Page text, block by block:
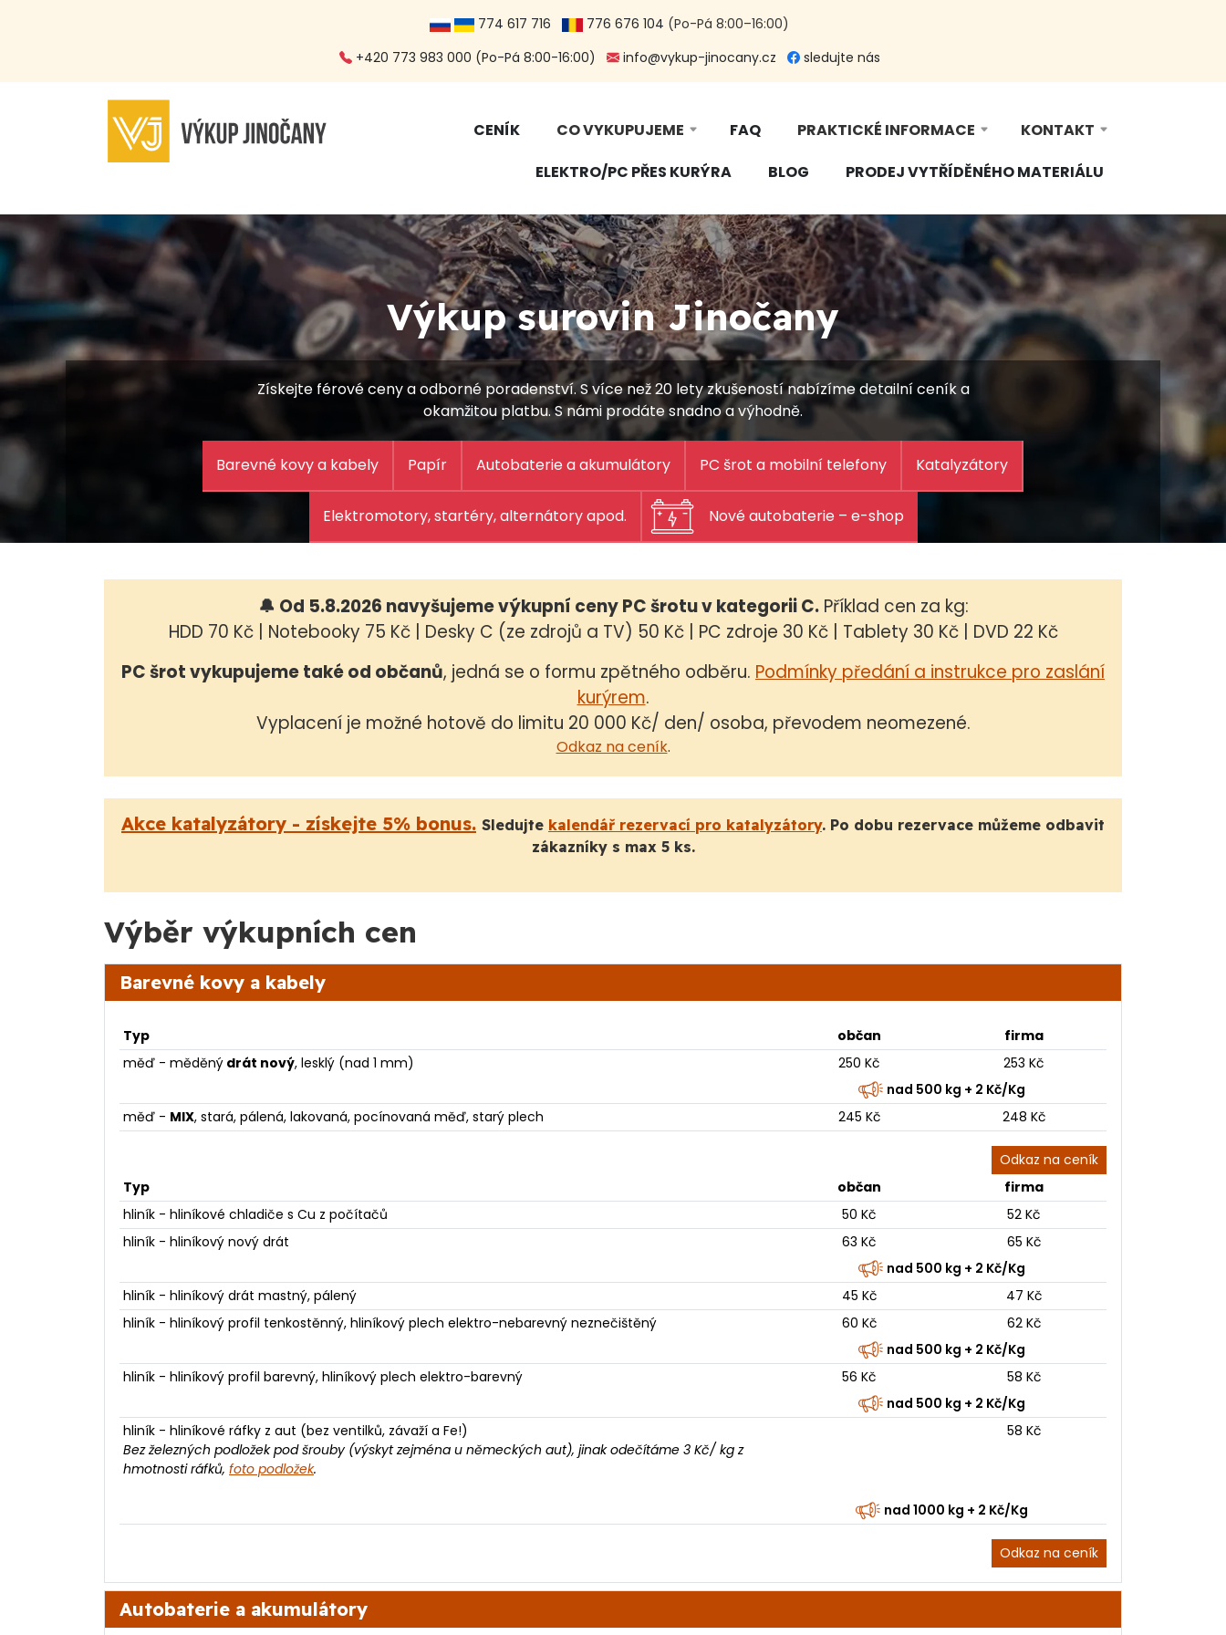
774 617 716 776 676 104 (Po-Pá 8:00–16:00)
+420 773 983 000 (Po-Pá 8:00-16:00)
info@vykup-jinocany.cz sledujte nás
CENÍK CO VYKUPUJEME FAQ PRAKTICKÉ INFORMACE
KONTAKT
ELEKTRO/PC PŘES KURÝRA
BLOG PRODEJ VYTŘÍDĚNÉHO MATERIÁLU
Výkup surovin Jinočany
Získejte férové ceny a odborné poradenství. S více než 20 lety zkušeností nabízíme detailní ceník a
okamžitou platbu. S námi prodáte snadno a výhodně.
Barevné kovy a kabely Papír Autobaterie a akumulátory PC šrot a mobilní telefony Katalyzátory
Elektromotory, startéry, alternátory apod. Nové autobaterie – e-shop
🔔 Od 5.8.2026 navyšujeme výkupní ceny PC šrotu v kategorii C.Příklad cen za kg:
HDD 70 Kč | Notebooky 75 Kč | Desky C (ze zdrojů a TV) 50 Kč | PC zdroje 30 Kč | Tablety 30 Kč | DVD 22 Kč
PC šrot vykupujeme také od občanů, jedná se o formu zpětného odběru. Podmínky předání a instrukce pro zaslání
kurýrem.
Vyplacení je možné hotově do limitu 20 000 Kč/ den/ osoba, převodem neomezené.
Odkaz na ceník.
Akce katalyzátory - získejte 5% bonus. Sledujte kalendář rezervací pro katalyzátory. Po dobu rezervace můžeme odbavit
zákazníky s max 5 ks.
Výběr výkupních cen
Barevné kovy a kabely
Typ občan
firma
měď - měděný drát nový, lesklý (nad 1 mm) 250 Kč
253 Kč
nad 500 kg + 2 Kč/Kg
měď - MIX, stará, pálená, lakovaná, pocínovaná měď, starý plech 245 Kč 248 Kč
Odkaz na ceník
Typ
občan
firma
hliník - hliníkové chladiče s Cu z počítačů
50 Kč
52 Kč
hliník - hliníkový nový drát
63 Kč
65 Kč
nad 500 kg + 2 Kč/Kg
hliník - hliníkový drát mastný, pálený
45 Kč
47 Kč
hliník - hliníkový profil tenkostěnný, hliníkový plech elektro-nebarevný neznečištěný
60 Kč
62 Kč
nad 500 kg + 2 Kč/Kg
hliník - hliníkový profil barevný, hliníkový plech elektro-barevný
56 Kč
58 Kč
nad 500 kg + 2 Kč/Kg
hliník - hliníkové ráfky z aut (bez ventilků, závaží a Fe!)
Bez železných podložek pod šrouby (výskyt zejména u německých aut), jinak odečítáme 3 Kč/ kg z
hmotnosti ráfků, foto podložek.
58 Kč
nad 1000 kg + 2 Kč/Kg
Odkaz na ceník
Autobaterie a akumulátory